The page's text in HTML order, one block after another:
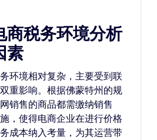
商税务环境分析
素
环境相对复杂，主要受到联
重影响。根据佛蒙特州的规
销售的商品都需缴纳销售
，使得电商企业在进行价格
成本纳入考量，为其运营带